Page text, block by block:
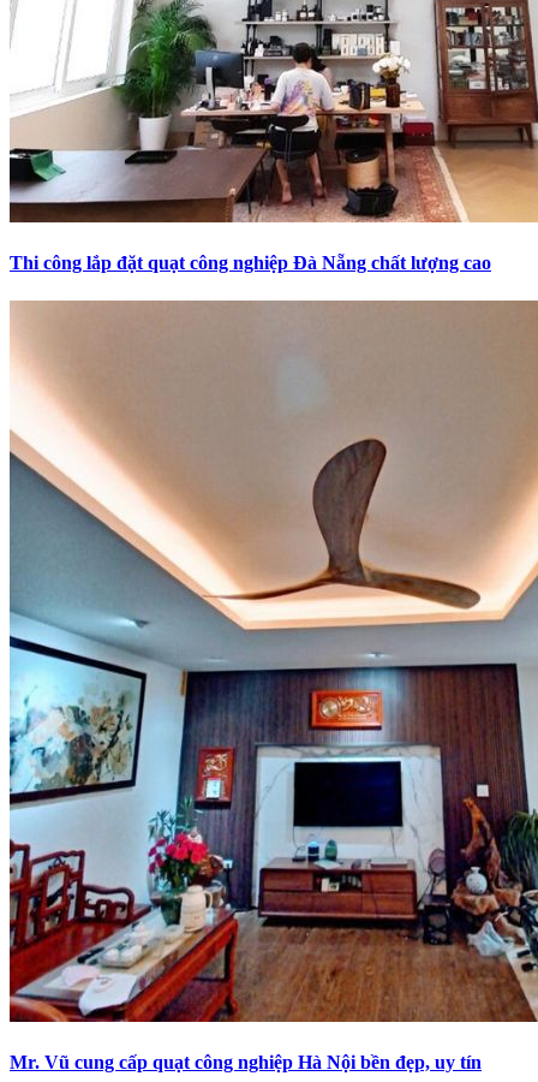
Thi công lắp đặt quạt công nghiệp Đà Nẵng chất lượng cao
Mr. Vũ cung cấp quạt công nghiệp Hà Nội bền đẹp, uy tín